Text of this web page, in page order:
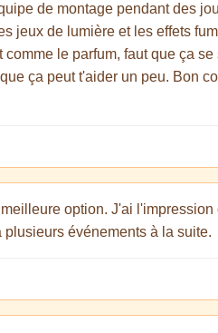
de montage pendant des
jeux de lumière et les effets
le parfum, faut que ça se
ça peut t'aider un peu. Bon
option. J'ai l'impression
événements à la suite.